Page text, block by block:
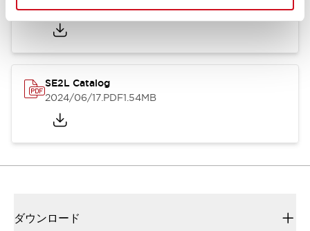
2025/11/06.PDF2.09MB
SE2L Catalog
2024/06/17.PDF1.54MB
ダウンロード